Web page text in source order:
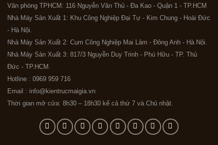
Văn phòng TPHCM: 116 Nguyễn Văn Thủ - Đa Kao - Quận 1 - TP.HCM
Nhà Máy Sản Xuất 1: Khu Công Nghiệp Đại Tự - Kim Chung - Hoài Đức
- Hà Nội.
Nhà Máy Sản Xuất 2: Cụm Công Nghiệp Mai Lâm - Đông Anh - Hà Nội.
Nhà Máy Sản Xuất 3: 817/3 Nguyễn Duy Trinh - Phú Hữu - TP. Thủ
Đức - TP.HCM.
Hotline : 0969 959 716
Email : info@kientrucmaigia.vn
Thời gian mở cửa: 8h30 – 18h30 kể cả thứ 7 và Chủ nhật.